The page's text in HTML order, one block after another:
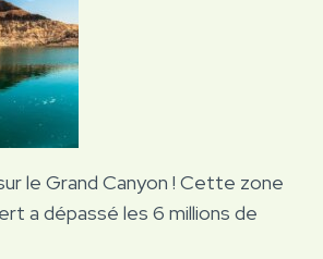
le Grand Canyon ! Cette zone
a dépassé les 6 millions de